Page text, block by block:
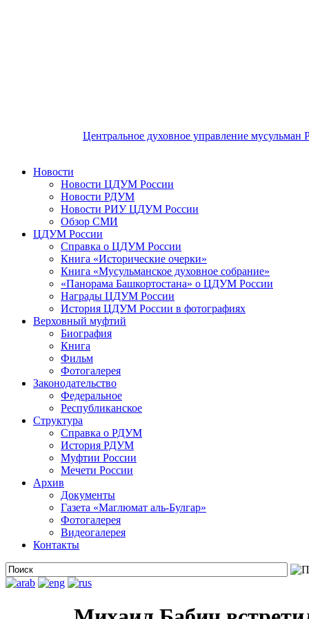
Центральное духовное управление мусульман
Новости
Новости ЦДУМ России
Новости РДУМ
Новости РИУ ЦДУМ России
Обзор СМИ
ЦДУМ России
Справка о ЦДУМ России
Книга «Исторические очерки»
Книга «Мусульманское духовное собрание»
«Панорама Башкортостана» о ЦДУМ России
Награды ЦДУМ России
История ЦДУМ России в фотографиях
Верховный муфтий
Биография
Книга
Фильм
Фотогалерея
Законодательство
Федеральное
Республиканское
Структура
Справка о РДУМ
История РДУМ
Муфтии России
Мечети России
Архив
Документы
Газета «Маглюмат аль-Булгар»
Фотогалерея
Видеогалерея
Контакты